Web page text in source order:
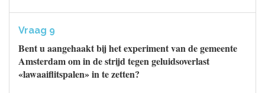
Vraag 9
Bent u aangehaakt bij het experiment van de gemeente
Amsterdam om in de strijd tegen geluidsoverlast
«lawaaiflitspalen» in te zetten?